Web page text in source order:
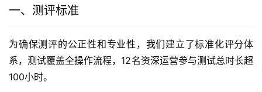
一、测评标准
为确保测评的公正性和专业性，我们建立了标准化评分体
系，测试覆盖全操作流程，12名资深运营参与测试总时长超
100小时。